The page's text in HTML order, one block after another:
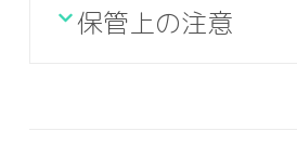
保管上の注意